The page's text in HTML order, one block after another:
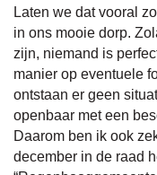
Laten we dat vooral
in ons mooie dorp.
zijn, niemand is
manier op eventuele
ontstaan er geen
openbaar met een
Daarom ben ik ook
december in de raad